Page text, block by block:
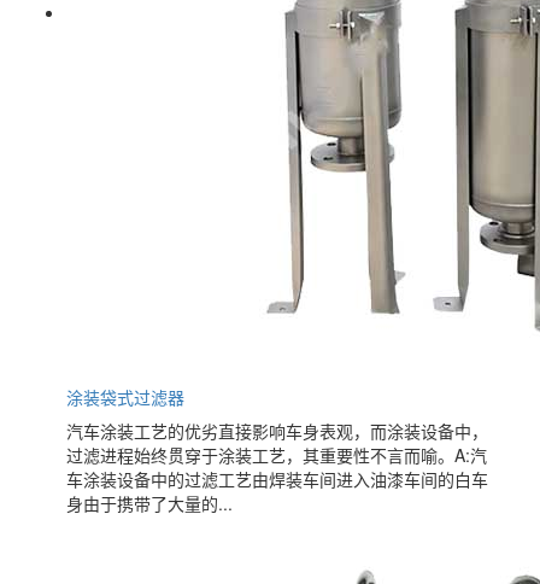
涂装袋式过滤器
汽车涂装工艺的优劣直接影响车身表观，而涂装设备中，
过滤进程始终贯穿于涂装工艺，其重要性不言而喻。A:汽
车涂装设备中的过滤工艺由焊装车间进入油漆车间的白车
身由于携带了大量的...